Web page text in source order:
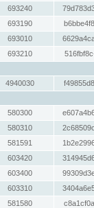
693240
693190
693010
693210
4940030
580300
580310
581591
603420
603400
603310
581580